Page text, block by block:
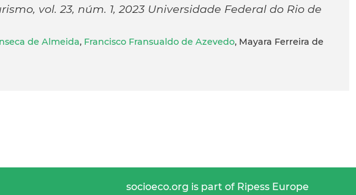
vol. 23, núm. 1, 2023 Universidade Federal do Rio de
de Almeida, Francisco Fransualdo de Azevedo, Mayara Ferreira de
socioeco.org is part of Ripess Europe